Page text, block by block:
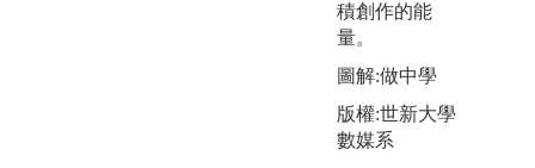
積創作的能
量。
圖解:做中學
版權:世新大學
數媒系